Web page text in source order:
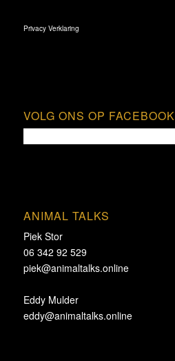
Privacy Verklaring
VOLG ONS OP FACEBOOK
ANIMAL TALKS
Piek Stor
06 342 92 529
piek@animaltalks.online
Eddy Mulder
eddy@animaltalks.online